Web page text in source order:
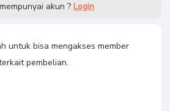
akun ? Login
untuk bisa mengakses member
pembelian.